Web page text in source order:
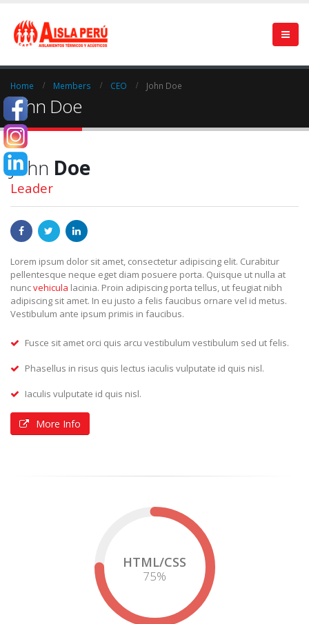
Home Members CEO John Doe
John Doe
John Doe
Leader
Lorem ipsum dolor sit amet, consectetur adipiscing elit. Curabitur
pellentesque neque eget diam posuere porta. Quisque ut nulla at
nuncvehicula lacinia. Proin adipiscing porta tellus, ut feugiat nibh
adipiscing sit amet. In eu justo a felis faucibus ornare vel id metus.
Vestibulum ante ipsum primis in faucibus.
Fusce sit amet orci quis arcu vestibulum vestibulum sed ut felis.
Phasellus in risus quis lectus iaculis vulputate id quis nisl.
Iaculis vulputate id quis nisl.
More Info
HTML/CSS
75%